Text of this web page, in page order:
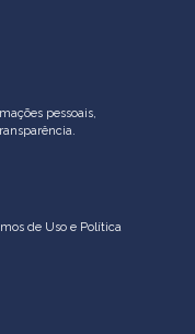
pessoais,
de Uso e Política